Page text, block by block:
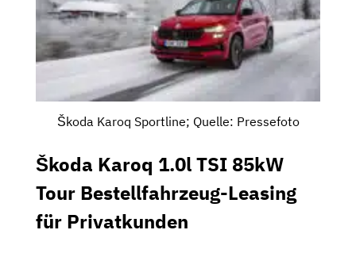
Škoda Karoq Sportline; Quelle: Pressefoto
Škoda Karoq 1.0l TSI 85kW
Tour Bestellfahrzeug-Leasing
für Privatkunden